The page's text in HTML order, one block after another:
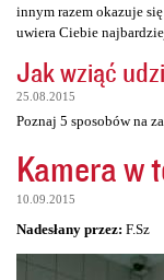
innym razem okazuje
uwiera Ciebie
Jak wziąć
25.08.2015
Poznaj 5 sposobów na
Kamera w
10.09.2015
Nadesłany przez: F.Sz